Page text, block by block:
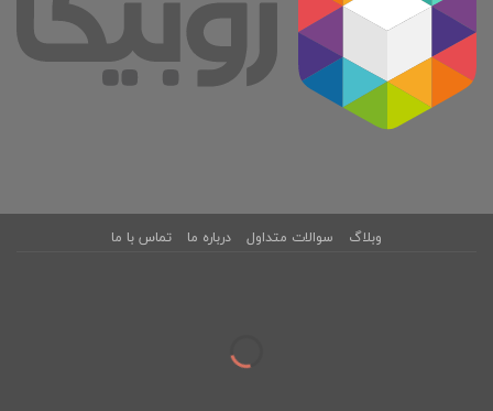
وبلاگ سوالات متداول درباره ما تماس با ما